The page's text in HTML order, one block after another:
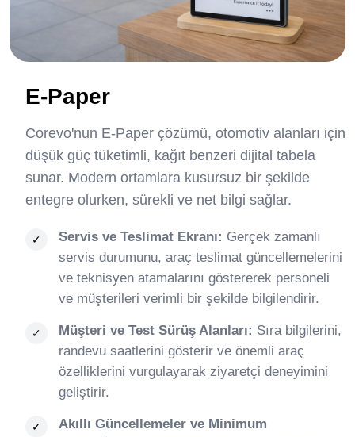
E-Paper
Corevo'nun E-Paper çözümü, otomotiv alanları için
düşük güç tüketimli, kağıt benzeri dijital tabela
sunar. Modern ortamlara kusursuz bir şekilde
entegre olurken, sürekli ve net bilgi sağlar.
Servis ve Teslimat Ekranı: Gerçek zamanlı
servis durumunu, araç teslimat güncellemelerini
ve teknisyen atamalarını göstererek personeli
ve müşterileri verimli bir şekilde bilgilendirir.
Müşteri ve Test Sürüş Alanları: Sıra bilgilerini,
randevu saatlerini gösterir ve önemli araç
özelliklerini vurgulayarak ziyaretçi deneyimini
geliştirir.
Akıllı Güncellemeler ve Minimum